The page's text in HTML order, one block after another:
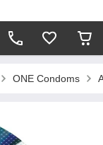
ONE Condoms